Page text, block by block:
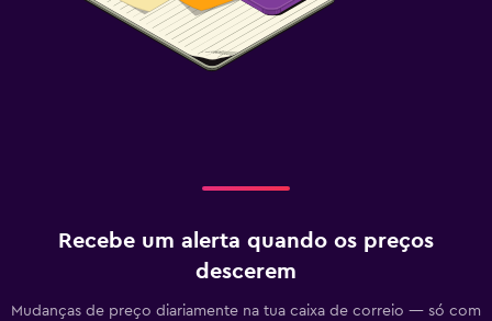
Recebe um alerta quando os preços
descerem
Mudanças de preço diariamente na tua caixa de correio — só com